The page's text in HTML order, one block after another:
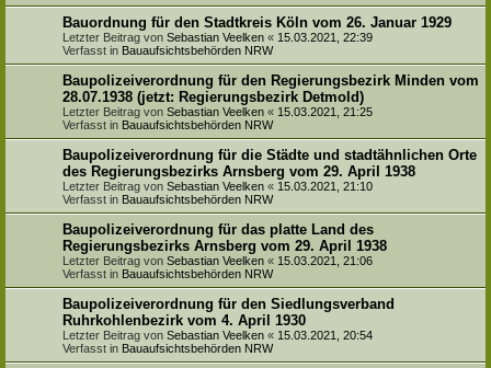
Bauordnung für den Stadtkreis Köln vom 26. Januar 1929
Letzter Beitrag von Sebastian Veelken « 15.03.2021, 22:39
Verfasst in Bauaufsichtsbehörden NRW
Baupolizeiverordnung für den Regierungsbezirk Minden vom
28.07.1938 (jetzt: Regierungsbezirk Detmold)
Letzter Beitrag von Sebastian Veelken « 15.03.2021, 21:25
Verfasst in Bauaufsichtsbehörden NRW
Baupolizeiverordnung für die Städte und stadtähnlichen Orte
des Regierungsbezirks Arnsberg vom 29. April 1938
Letzter Beitrag von Sebastian Veelken « 15.03.2021, 21:10
Verfasst in Bauaufsichtsbehörden NRW
Baupolizeiverordnung für das platte Land des
Regierungsbezirks Arnsberg vom 29. April 1938
Letzter Beitrag von Sebastian Veelken « 15.03.2021, 21:06
Verfasst in Bauaufsichtsbehörden NRW
Baupolizeiverordnung für den Siedlungsverband
Ruhrkohlenbezirk vom 4. April 1930
Letzter Beitrag von Sebastian Veelken « 15.03.2021, 20:54
Verfasst in Bauaufsichtsbehörden NRW